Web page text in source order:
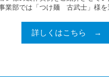
業部では「つけ麺 古武士」様を
詳しくはこちら →